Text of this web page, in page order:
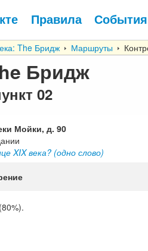
Правила События
The Бридж Маршруты
Бридж
02
Мойки, д. 90
XIX века? (одно слово)